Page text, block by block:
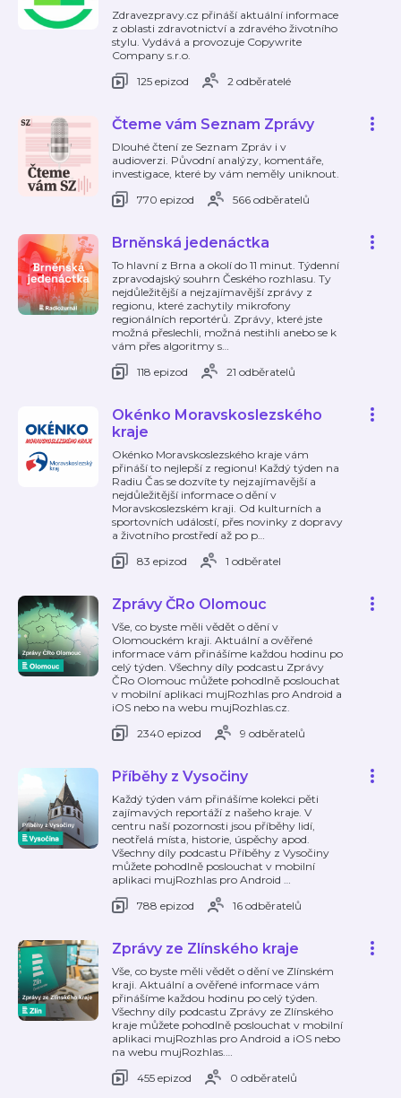
Zdravezpravy.cz přináší aktuální informace
z oblasti zdravotnictví a zdravého životního
stylu. Vydává a provozuje Copywrite
Company s.r.o.
125 epizod
2 odběratelé
Čteme vám Seznam Zprávy
Dlouhé čtení ze Seznam Zpráv i v
audioverzi. Původní analýzy, komentáře,
investigace, které by vám neměly uniknout.
770 epizod
566 odběratelů
Brněnská jedenáctka
To hlavní z Brna a okolí do 11 minut. Týdenní
zpravodajský souhrn Českého rozhlasu. Ty
nejdůležitější a nejzajímavější zprávy z
regionu, které zachytily mikrofony
regionálních reportérů. Zprávy, které jste
možná přeslechli, možná nestihli anebo se k
vám přes algoritmy s…
118 epizod
21 odběratelů
Okénko Moravskoslezského
kraje
Okénko Moravskoslezského kraje vám
přináší to nejlepší z regionu! Každý týden na
Radiu Čas se dozvíte ty nejzajímavější a
nejdůležitější informace o dění v
Moravskoslezském kraji. Od kulturních a
sportovních událostí, přes novinky z dopravy
a životního prostředí až po p…
83 epizod
1 odběratel
Zprávy ČRo Olomouc
Vše, co byste měli vědět o dění v
Olomouckém kraji. Aktuální a ověřené
informace vám přinášíme každou hodinu po
celý týden. Všechny díly podcastu Zprávy
ČRo Olomouc můžete pohodlně poslouchat
v mobilní aplikaci mujRozhlas pro Android a
iOS nebo na webu mujRozhlas.cz.
2340 epizod
9 odběratelů
Příběhy z Vysočiny
Každý týden vám přinášíme kolekci pěti
zajímavých reportáží z našeho kraje. V
centru naší pozornosti jsou příběhy lidí,
neotřelá místa, historie, úspěchy apod.
Všechny díly podcastu Příběhy z Vysočiny
můžete pohodlně poslouchat v mobilní
aplikaci mujRozhlas pro Android …
788 epizod
16 odběratelů
Zprávy ze Zlínského kraje
Vše, co byste měli vědět o dění ve Zlínském
kraji. Aktuální a ověřené informace vám
přinášíme každou hodinu po celý týden.
Všechny díly podcastu Zprávy ze Zlínského
kraje můžete pohodlně poslouchat v mobilní
aplikaci mujRozhlas pro Android a iOS nebo
na webu mujRozhlas.…
455 epizod
0 odběratelů